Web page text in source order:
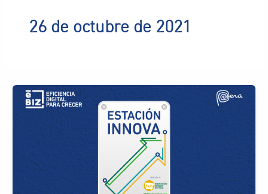
26 de octubre de 2021